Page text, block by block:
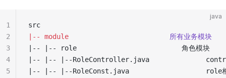
java
src
|--
module
                         所有业务模块
|-- |-- role                          角色模块
|-- |-- |--RoleController.java
|-- |-- |--RoleConst.java                   role相
1
2
3
4
5